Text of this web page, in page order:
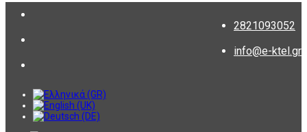
2821093052
info@e-ktel.gr